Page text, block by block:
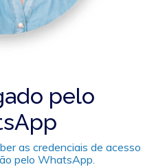
pelo
as credenciais de acesso
pelo WhatsApp.